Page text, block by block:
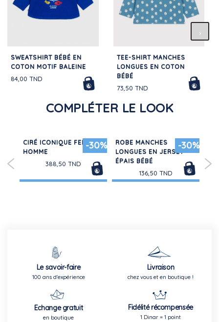
SWEATSHIRT BÉBÉ EN
COTON MOTIF BALEINE
84,00 TND
TEE-SHIRT MANCHES
LONGUES EN COTON
BÉBÉ
73,50 TND
COMPLÉTER LE LOOK
-30%
CIRÉ ICONIQUE FEMME /
HOMME
388,50 TND
-30%
ROBE MANCHES
LONGUES EN JERSEY
ÉPAIS BÉBÉ
136,50 TND
Le savoir-faire
100 ans d'expérience
Livraison
chez vous et en boutique !
Echange gratuit
en boutique
Fidélité récompensée
1 Dinar = 1 point